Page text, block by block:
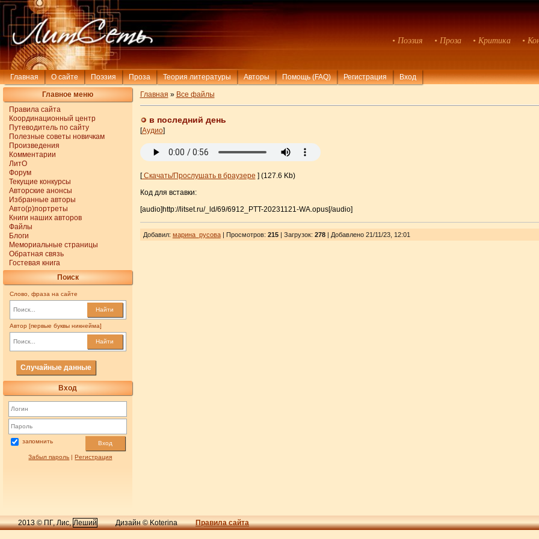
• Поэзия • Проза • Критика •
Главная О сайте Поэзия Проза Теория литературы Авторы Помощь (FAQ) Регистрация Вход
Главное меню
Правила сайта
Координационный центр
Путеводитель по сайту
Полезные советы новичкам
Произведения
Комментарии
ЛитО
Форум
Текущие конкурсы
Авторские анонсы
Избранные авторы
Авто(р)портреты
Книги наших авторов
Файлы
Блоги
Мемориальные страницы
Обратная связь
Гостевая книга
Поиск
Слово, фраза на сайте
Найти
Автор [первые буквы никнейма]
Найти
Случайные данные
Вход
запомнить Вход
Забыл пароль |Регистрация
Главная » Все файлы
в последний день
[Аудио]
[Скачать/Прослушать в браузере ] (127.6 Kb)
Код для вставки:
[audio]http://litset.ru/_ld/69/6912_PTT-20231121-WA.opus[/audio]
Добавил: марина_русова| Просмотров: 215| Загрузок: 278| Добавлено 21/11/23, 12:01
2013 © ПГ, Лис,Леший Дизайн © Koterina Правила сайта